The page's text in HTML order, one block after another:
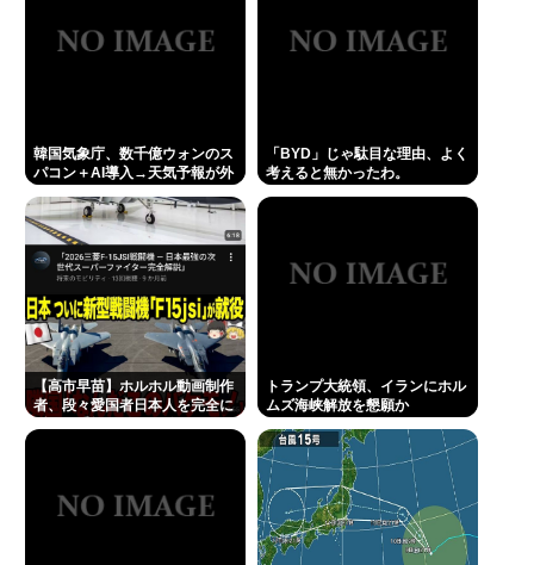
韓国気象庁、数千億ウォンのス
パコン＋AI導入→天気予報が外
「BYD」じゃ駄目な理由、よく
考えると無かったわ。
【高市早苗】ホルホル動画制作
者、段々愛国者日本人を完全に
トランプ大統領、イランにホル
ムズ海峡解放を懇願か